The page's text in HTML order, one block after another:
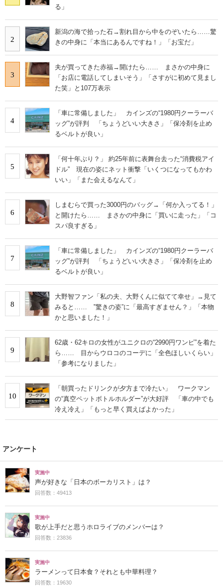
る」
2
新潟の海で拾った石→割れ目から中をのぞいたら……驚
きの中身に「本当にあるんですね！」「お宝だ」
3
夫が買ってきた赤福→開けたら…… まさかの中身に
「お店に電話してしまいそう」「さすがに初めて見まし
た笑」と107万表示
4
「車に常備しました」 カインズの“1980円クーラーバ
ッグ”が評判 「ちょうどいい大きさ」「保冷剤を止め
るベルトが良い」
5
「何十年ぶり？」 約25年前に表舞台去った“消費税アイ
ドル” 現在の姿にネット衝撃「いくつになってもかわ
いい」「また会えるなんて」
6
しまむらで買った3000円のバッグ→「何か入ってる！」
と開けたら…… まさかの中身に「買いに走った」「コ
スパ良すぎる」
7
「車に常備しました」 カインズの“1980円クーラーバ
ッグ”が評判 「ちょうどいい大きさ」「保冷剤を止め
るベルトが良い」
8
大野智ファン「私の夫、大野くんに似てて幸せ」→見て
みると…… ‟驚きの姿”に「最高すぎません？」「本物
かと思いました！」
9
62歳・62キロの女性がユニクロの“2990円ワンピ”を着た
ら…… 目からウロコのコーデに「全色ほしいくらい」
「参考になりました」
10
「朝買ったドリンクが夕方まで冷たい」 ワークマン
の“真空ペットボトルホルダー”が大好評 「車の中でも
冷え冷え」「もっと早く買えばよかった」
アンケート
実施中
声が好きな「日本のボーカリスト」は？
回答数：49413
実施中
歌が上手だと思うホロライブのメンバーは？
回答数：23836
実施中
ラーメンって日本食？それとも中華料理？
回答数：19630